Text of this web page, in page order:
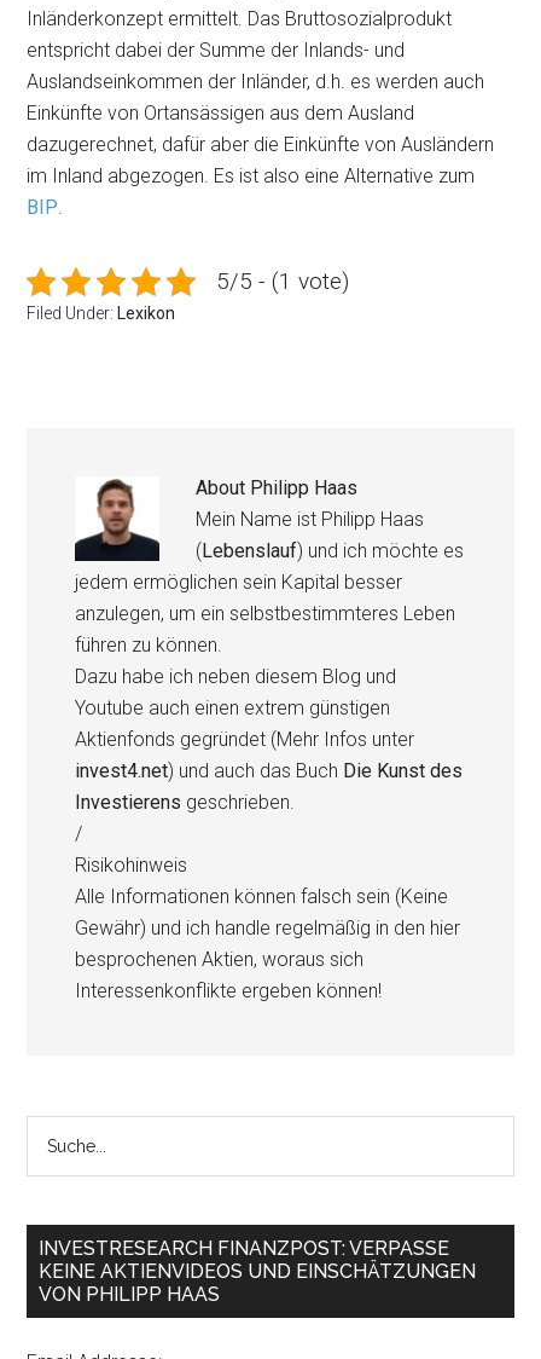
Inländerkonzept ermittelt. Das Bruttosozialprodukt
entspricht dabei der Summe der Inlands- und
Auslandseinkommen der Inländer, d.h. es werden auch
Einkünfte von Ortansässigen aus dem Ausland
dazugerechnet, dafür aber die Einkünfte von Ausländern
im Inland abgezogen. Es ist also eine Alternative zum
BIP.
5/5 - (1 vote)
Filed Under: Lexikon
About Philipp Haas
Mein Name ist Philipp Haas
(Lebenslauf) und ich möchte es
jedem ermöglichen sein Kapital besser
anzulegen, um ein selbstbestimmteres Leben
führen zu können.
Dazu habe ich neben diesem Blog und
Youtube auch einen extrem günstigen
Aktienfonds gegründet (Mehr Infos unter
invest4.net) und auch das Buch Die Kunst des
Investierens geschrieben.
/
Risikohinweis
Alle Informationen können falsch sein (Keine
Gewähr) und ich handle regelmäßig in den hier
besprochenen Aktien, woraus sich
Interessenkonflikte ergeben können!
INVESTRESEARCH FINANZPOST: VERPASSE
KEINE AKTIENVIDEOS UND EINSCHÄTZUNGEN
VON PHILIPP HAAS